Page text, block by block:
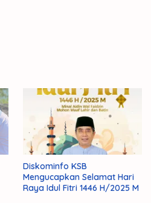
Diskominfo KSB
Mengucapkan Selamat Hari
Raya Idul Fitri 1446 H/2025 M